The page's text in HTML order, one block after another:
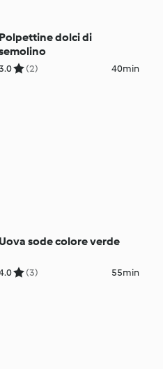
Polpettine dolci di
(2) 40min
Uova sode colore verde
(3) 55min